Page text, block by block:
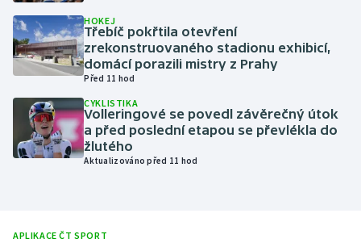
Moderní pětiboj
Motorsport
Olympijské hry
Parasport
HOKEJ
Třebíč pokřtila otevření
zrekonstruovaného stadionu exhibicí,
domácí porazili mistry z Prahy
Před 11 hod
CYKLISTIKA
Volleringové se povedl závěrečný útok
a před poslední etapou se převlékla do
žlutého
Aktualizováno před 11 hod
APLIKACE ČT SPORT